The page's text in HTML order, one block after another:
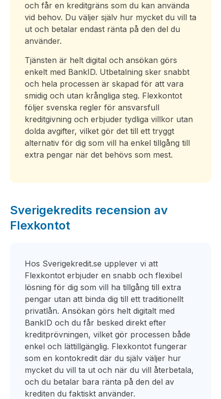
och får en kreditgräns som du kan använda
vid behov. Du väljer själv hur mycket du vill ta
ut och betalar endast ränta på den del du
använder.
Tjänsten är helt digital och ansökan görs
enkelt med BankID. Utbetalning sker snabbt
och hela processen är skapad för att vara
smidig och utan krångliga steg. Flexkontot
följer svenska regler för ansvarsfull
kreditgivning och erbjuder tydliga villkor utan
dolda avgifter, vilket gör det till ett tryggt
alternativ för dig som vill ha enkel tillgång till
extra pengar när det behövs som mest.
Sverigekredits recension av
Flexkontot
Hos Sverigekredit.se upplever vi att
Flexkontot erbjuder en snabb och flexibel
lösning för dig som vill ha tillgång till extra
pengar utan att binda dig till ett traditionellt
privatlån. Ansökan görs helt digitalt med
BankID och du får besked direkt efter
kreditprövningen, vilket gör processen både
enkel och lättillgänglig. Flexkontot fungerar
som en kontokredit där du själv väljer hur
mycket du vill ta ut och när du vill återbetala,
och du betalar bara ränta på den del av
krediten du faktiskt använder.